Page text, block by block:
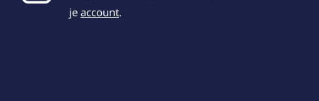
je account.